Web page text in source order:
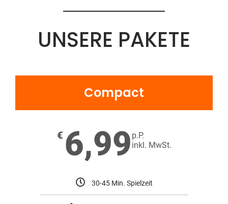
UNSERE PAKETE
Compact
€ 6,99 p.P.
inkl. MwSt.
30-45 Min. Spielzeit